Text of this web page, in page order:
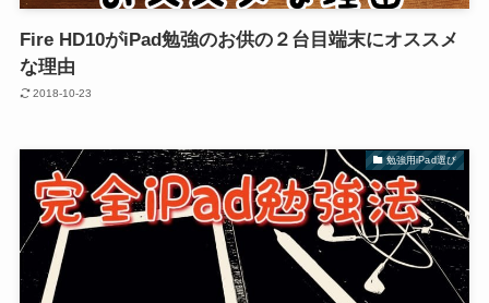
Fire HD10がiPad勉強のお供の２台目端末にオススメ
な理由
2018-10-23
勉強用iPad選び